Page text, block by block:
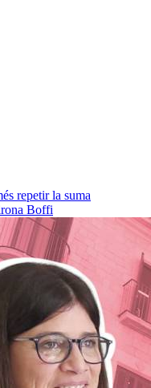
repetir la suma
Boffi